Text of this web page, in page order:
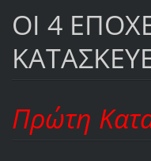
ΟΙ 4
Πρώτη